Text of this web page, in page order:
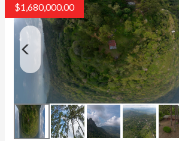
$1,680,000.00